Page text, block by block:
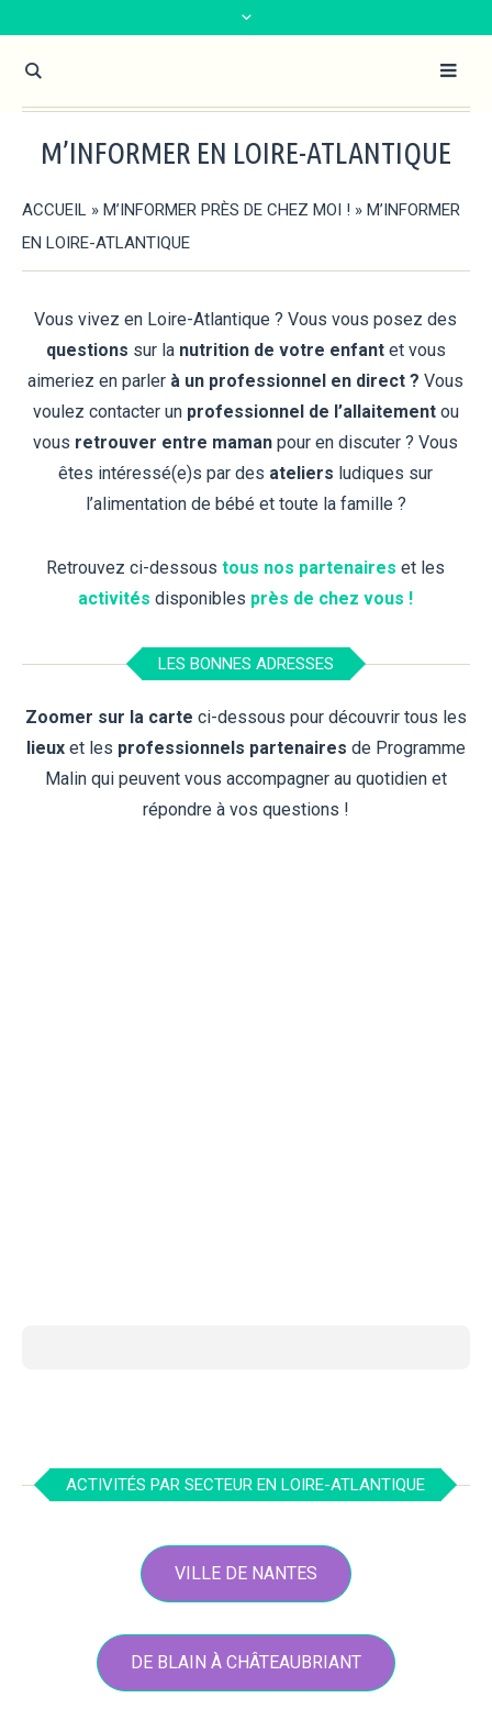
M’INFORMER EN LOIRE-ATLANTIQUE
ACCUEIL » M’INFORMER PRÈS DE CHEZ MOI ! » M’INFORMER
EN LOIRE-ATLANTIQUE
Vous vivez en Loire-Atlantique ? Vous vous posez des
questions sur la nutrition de votre enfantet vous
aimeriez en parler à un professionnel en direct ? Vous
voulez contacter un professionnel de l’allaitementou
vous retrouver entre maman pour en discuter ? Vous
êtes intéressé(e)s par des ateliers ludiques sur
l’alimentation de bébé et toute la famille ?
Retrouvez ci-dessoustous nos partenaires et les
activités disponibles près de chez vous !
LES BONNES ADRESSES
Zoomer sur la carte ci-dessous pour découvrir tous les
lieuxet les professionnels partenaires de Programme
Malin qui peuvent vous accompagner au quotidien et
répondre à vos questions !
ACTIVITÉS PAR SECTEUR EN LOIRE-ATLANTIQUE
VILLE DE NANTES
DE BLAIN À CHÂTEAUBRIANT